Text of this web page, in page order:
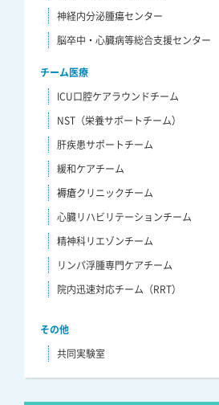
神経内分泌腫瘍センター
脳卒中・心臓病等総合支援センター
チーム医療
ICU口腔ケアラウンドチーム
NST（栄養サポートチーム）
肝疾患サポートチーム
緩和ケアチーム
褥瘡クリニックチーム
心臓リハビリテーションチーム
精神科リエゾンチーム
リンパ浮腫専門ケアチーム
院内迅速対応チーム（RRT）
その他
共同実験室